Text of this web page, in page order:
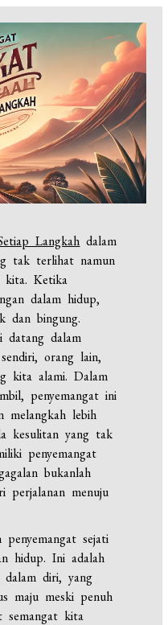
Langkah dalam
tak terlihat namun
kita. Ketika
dalam hidup,
dan bingung.
datang dalam
orang lain,
kita alami. Dalam
penyemangat ini
melangkah lebih
kesulitan yang tak
penyemangat
bukanlah
perjalanan menuju
sejati
hidup. Ini adalah
diri, yang
maju meski penuh
semangat kita